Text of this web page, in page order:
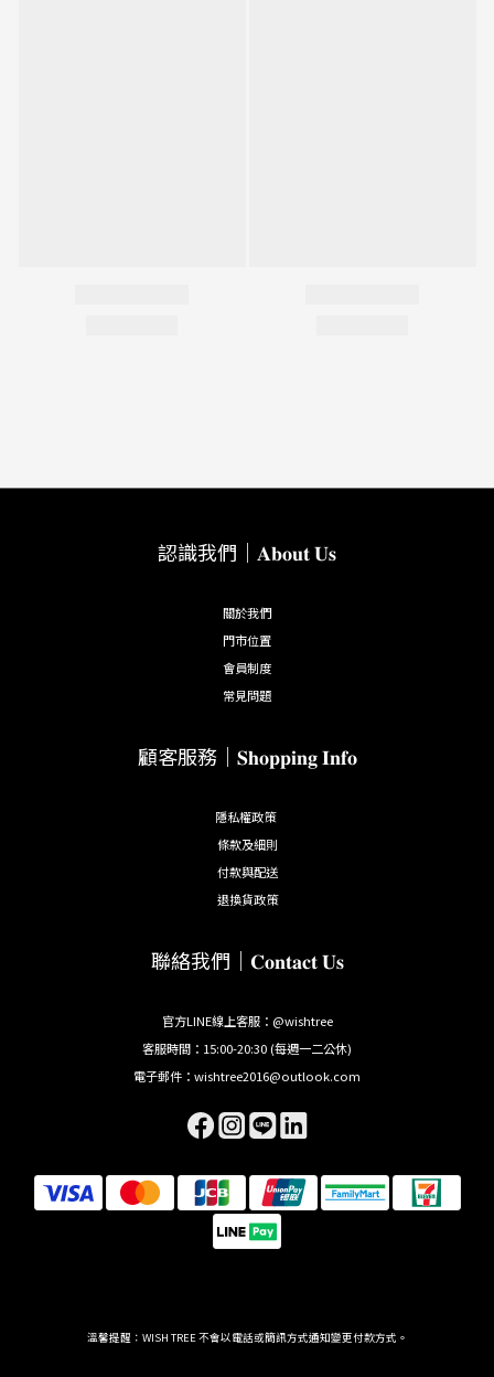
認識我們｜𝐀𝐛𝐨𝐮𝐭 𝐔𝐬
關於我們
門市位置
會員制度
常見問題
顧客服務｜𝐒𝐡𝐨𝐩𝐩𝐢𝐧𝐠 𝐈𝐧𝐟𝐨
隱私權政策
條款及細則
付款與配送
退換貨政策
聯絡我們｜𝐂𝐨𝐧𝐭𝐚𝐜𝐭 𝐔𝐬
官方LINE線上客服：@wishtree
客服時間：15:00-20:30 (每週一二公休)
電子郵件：wishtree2016@outlook.com
溫馨提醒：WISH TREE 不會以電話或簡訊方式通知變更付款方式。